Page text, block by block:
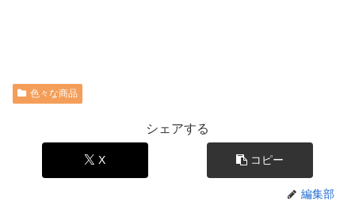
色々な商品
シェアする
X コピー
編集部